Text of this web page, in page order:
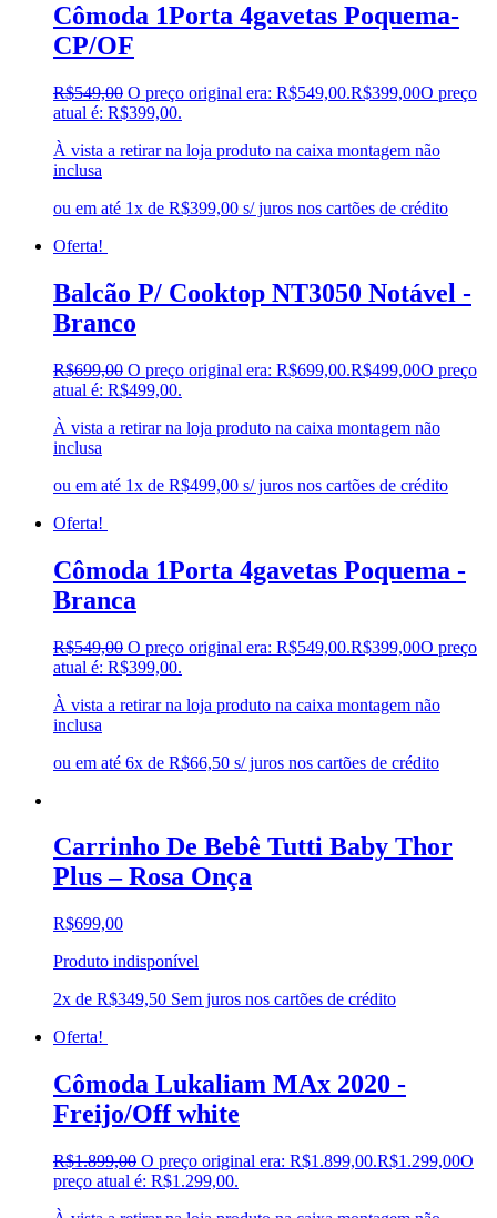
Cômoda 1Porta 4gavetas Poquema-
CP/OF
R$549,00 O preço original era: R$549,00.R$399,00O preço
atual é: R$399,00.
À vista a retirar na loja produto na caixa montagem não
inclusa
ou em até 1x de R$399,00 s/ juros nos cartões de crédito
Oferta!
Balcão P/ Cooktop NT3050 Notável -
Branco
R$699,00 O preço original era: R$699,00.R$499,00O preço
atual é: R$499,00.
À vista a retirar na loja produto na caixa montagem não
inclusa
ou em até 1x de R$499,00 s/ juros nos cartões de crédito
Oferta!
Cômoda 1Porta 4gavetas Poquema -
Branca
R$549,00 O preço original era: R$549,00.R$399,00O preço
atual é: R$399,00.
À vista a retirar na loja produto na caixa montagem não
inclusa
ou em até 6x de R$66,50 s/ juros nos cartões de crédito
Carrinho De Bebê Tutti Baby Thor
Plus – Rosa Onça
R$699,00
Produto indisponível
2x de R$349,50 Sem juros nos cartões de crédito
Oferta!
Cômoda Lukaliam MAx 2020 -
Freijo/Off white
R$1.899,00 O preço original era: R$1.899,00.R$1.299,00O
preço atual é: R$1.299,00.